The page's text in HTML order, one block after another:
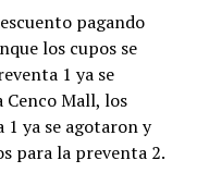
pagando
los cupos se
1 ya se
Cenco Mall, los
ya se agotaron y
para la preventa 2.